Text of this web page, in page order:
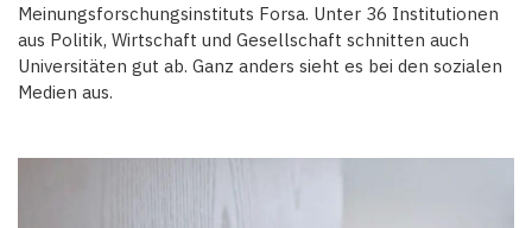
Meinungsforschungsinstituts Forsa. Unter 36 Institutionen
aus Politik, Wirtschaft und Gesellschaft schnitten auch
Universitäten gut ab. Ganz anders sieht es bei den sozialen
Medien aus.